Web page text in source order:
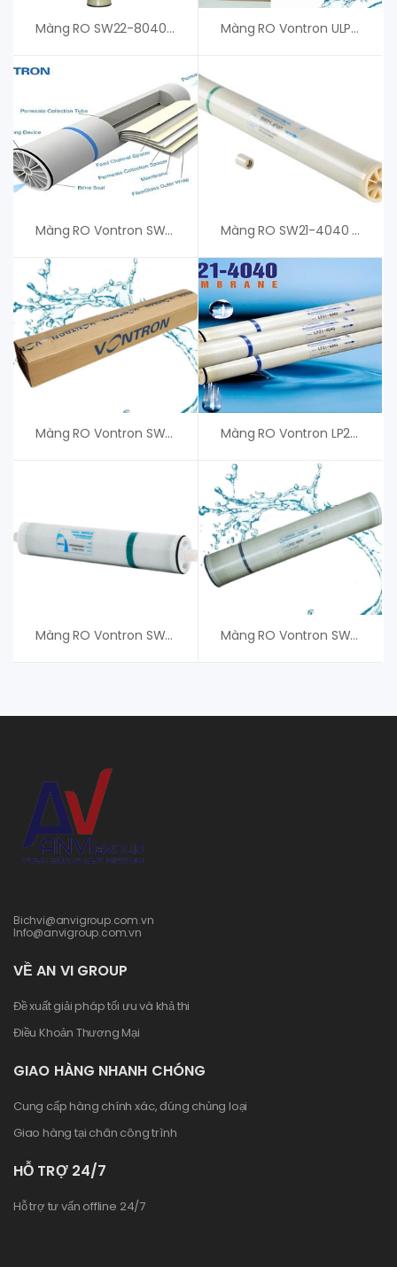
Màng RO SW22-8040 Vontron – An Vi Group Phân Phối Màng RO Vontron ULP100 – An Vi Group Cung Cấp
Màng RO Vontron SW8040XHR-400 – Giá Tốt Màng RO SW21-4040 Vontron – Giá Tốt
Màng RO Vontron SW11-2521 – Chất Lượng Cao Màng RO Vontron LP21-4040 – An Vi Group Cung Cấp
Màng RO Vontron SW8040HR-400 – Giá Tốt Cho Khách Hàng Màng RO Vontron SW8040XHR-440 – Phân Phối Chính Hãng
Bichvi@anvigroup.com.vn
Info@anvigroup.com.vn
VỀ AN VI GROUP
Đề xuất giải pháp tối ưu và khả thi
Điều Khoản Thương Mại
GIAO HÀNG NHANH CHÓNG
Cung cấp hàng chính xác, đúng chủng loại
Giao hàng tại chân công trình
HỖ TRỢ 24/7
Hỗ trợ tư vấn offline 24/7